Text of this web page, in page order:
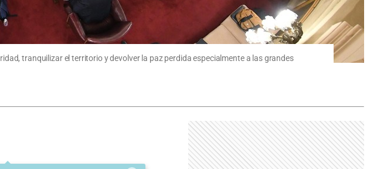
tranquilizar el territorio y devolver la paz perdida especialmente a las grandes